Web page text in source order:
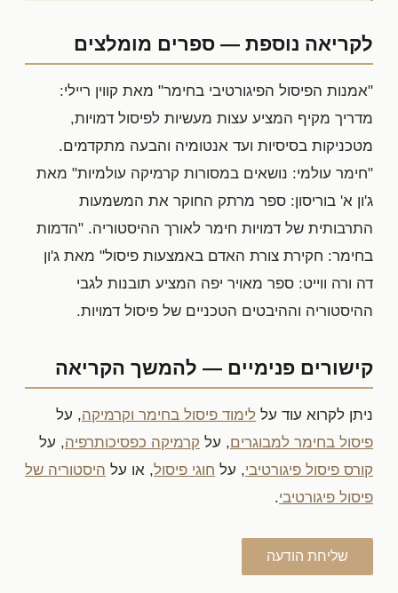
לקריאה נוספת — ספרים מומלצים
"אמנות הפיסול הפיגורטיבי בחימר" מאת קווין ריילי:
מדריך מקיף המציע עצות מעשיות לפיסול דמויות,
מטכניקות בסיסיות ועד אנטומיה והבעה מתקדמים.
"חימר עולמי: נושאים במסורות קרמיקה עולמיות" מאת
ג'ון א' בוריסון: ספר מרתק החוקר את המשמעות
התרבותית של דמויות חימר לאורך ההיסטוריה. "הדמות
בחימר: חקירת צורת האדם באמצעות פיסול" מאת ג'ון
דה ורה ווייט: ספר מאויר יפה המציע תובנות לגבי
ההיסטוריה וההיבטים הטכניים של פיסול דמויות.
קישורים פנימיים — להמשך הקריאה
ניתן לקרוא עוד על לימוד פיסול בחימר וקרמיקה, על
פיסול בחימר למבוגרים, על קרמיקה כפסיכותרפיה, על
קורס פיסול פיגורטיבי, על חוגי פיסול, או על היסטוריה של
פיסול פיגורטיבי.
שליחת הודעה